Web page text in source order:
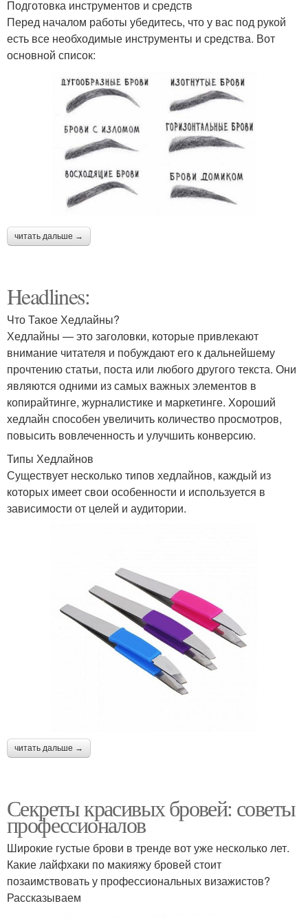
Подготовка инструментов и средств
Перед началом работы убедитесь, что у вас под рукой
есть все необходимые инструменты и средства. Вот
основной список:
читать дальше →
Headlines:
Что Такое Хедлайны?
Хедлайны — это заголовки, которые привлекают
внимание читателя и побуждают его к дальнейшему
прочтению статьи, поста или любого другого текста. Они
являются одними из самых важных элементов в
копирайтинге, журналистике и маркетинге. Хороший
хедлайн способен увеличить количество просмотров,
повысить вовлеченность и улучшить конверсию.
Типы Хедлайнов
Существует несколько типов хедлайнов, каждый из
которых имеет свои особенности и используется в
зависимости от целей и аудитории.
читать дальше →
Секреты красивых бровей: советы
профессионалов
Широкие густые брови в тренде вот уже несколько лет.
Какие лайфхаки по макияжу бровей стоит
позаимствовать у профессиональных визажистов?
Рассказываем